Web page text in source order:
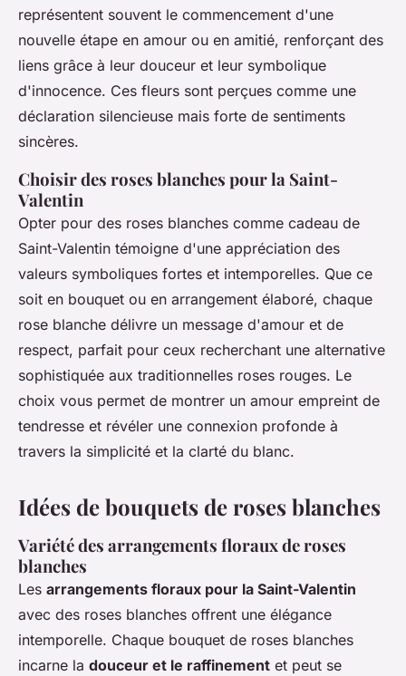
représentent souvent le commencement d'une
nouvelle étape en amour ou en amitié, renforçant des
liens grâce à leur douceur et leur symbolique
d'innocence. Ces fleurs sont perçues comme une
déclaration silencieuse mais forte de sentiments
sincères.
Choisir des roses blanches pour la Saint-
Valentin
Opter pour des roses blanches comme cadeau de
Saint-Valentin témoigne d'une appréciation des
valeurs symboliques fortes et intemporelles. Que ce
soit en bouquet ou en arrangement élaboré, chaque
rose blanche délivre un message d'amour et de
respect, parfait pour ceux recherchant une alternative
sophistiquée aux traditionnelles roses rouges. Le
choix vous permet de montrer un amour empreint de
tendresse et révéler une connexion profonde à
travers la simplicité et la clarté du blanc.
Idées de bouquets de roses blanches
Variété des arrangements floraux de roses
blanches
Les arrangements floraux pour la Saint-Valentin
avec des roses blanches offrent une élégance
intemporelle. Chaque bouquet de roses blanches
incarne la douceur et le raffinement et peut se